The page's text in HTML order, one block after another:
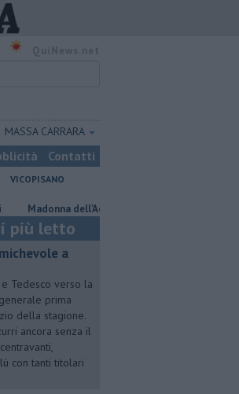
MASSA CARRARA
Contatti
VICOPISANO
dell'Acqua, nuovi allacci alla fognatura
più letto
a
e Tedesco verso la
prima
della stagione.
ancora senza il
con tanti titolari